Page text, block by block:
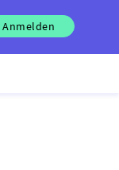
Anmelden